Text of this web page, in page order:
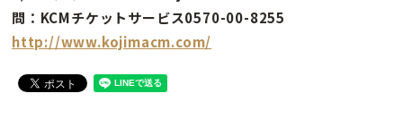
問：KCMチケットサービス0570-00-8255
http://www.kojimacm.com/